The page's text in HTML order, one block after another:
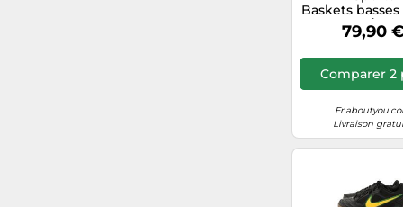
Baskets basses
bleu clair / gris,
40,5
79,90 €
Comparer 2
Livraison